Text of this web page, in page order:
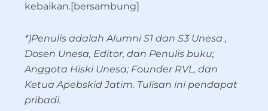
kebaikan.[bersambung]
*)Penulis adalah Alumni S1 dan S3 Unesa ,
Dosen Unesa, Editor, dan Penulis buku;
Anggota Hiski Unesa; Founder RVL, dan
Ketua Apebskid Jatim. Tulisan ini pendapat
pribadi.